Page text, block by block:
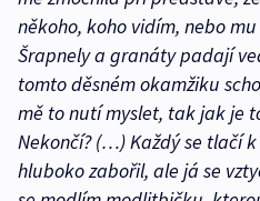
někoho, koho vidím, nebo
Šrapnely a granáty padají
tomto děsném okamžiku
mě to nutí myslet, tak jak je
Nekončí? (…) Každý se tlačí
hluboko zabořil, ale já se